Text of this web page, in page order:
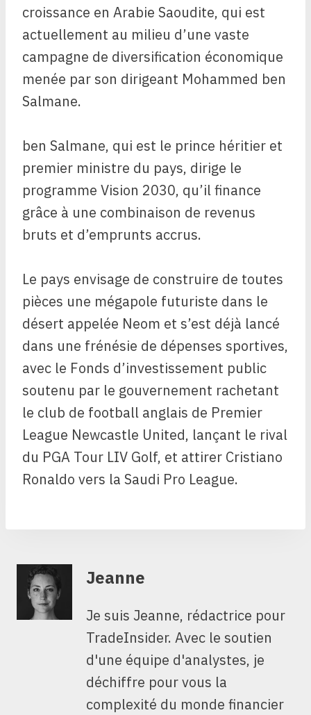
croissance en Arabie Saoudite, qui est
actuellement au milieu d’une vaste
campagne de diversification économique
menée par son dirigeant Mohammed ben
Salmane.
ben Salmane, qui est le prince héritier et
premier ministre du pays, dirige le
programme Vision 2030, qu’il finance
grâce à une combinaison de revenus
bruts et d’emprunts accrus.
Le pays envisage de construire de toutes
pièces une mégapole futuriste dans le
désert appelée Neom et s’est déjà lancé
dans une frénésie de dépenses sportives,
avec le Fonds d’investissement public
soutenu par le gouvernement rachetant
le club de football anglais de Premier
League Newcastle United, lançant le rival
du PGA Tour LIV Golf, et attirer Cristiano
Ronaldo vers la Saudi Pro League.
Jeanne
Je suis Jeanne, rédactrice pour
TradeInsider. Avec le soutien
d'une équipe d'analystes, je
déchiffre pour vous la
complexité du monde financier